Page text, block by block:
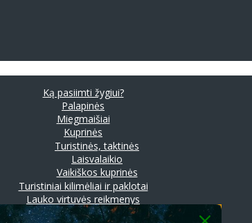
Ką pasiimti žygiui?
Palapinės
Miegmaišiai
Kuprinės
Turistinės, taktinės
Laisvalaikio
Vaikiškos kuprinės
Turistiniai kilimėliai ir paklotai
Lauko virtuvės reikmenys
Prožektoriai ir stovyklavimo lempos